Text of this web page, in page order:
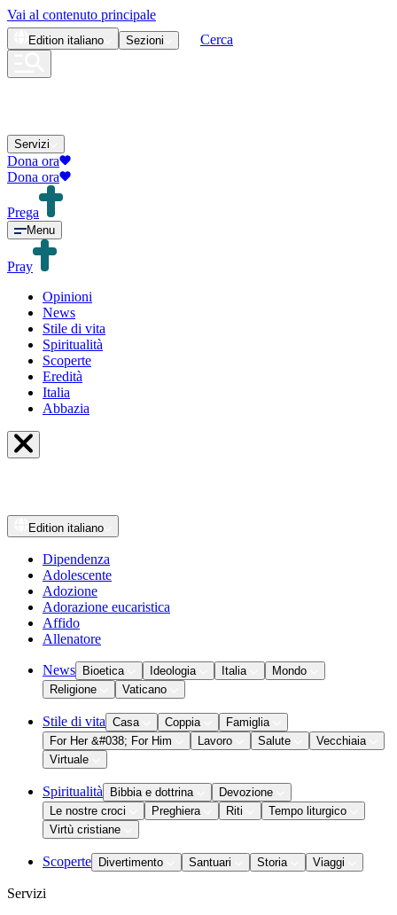
Vai al contenuto principale
Edition italiano Sezioni Cerca
Servizi
Dona ora
Dona ora
Prega
Menu
Pray
Opinioni
News
Stile di vita
Spiritualità
Scoperte
Eredità
Italia
Abbazia
Edition italiano
Dipendenza
Adolescente
Adozione
Adorazione eucaristica
Affido
Allenatore
News Bioetica Ideologia Italia
Mondo
Religione
Vaticano
Stile di vita Casa Coppia
Famiglia
For Her &#038; For Him
Lavoro Salute
Vecchiaia
Virtuale
Spiritualità Bibbia e dottrina
Devozione
Le nostre croci
Preghiera Riti
Tempo liturgico
Virtù cristiane
Scoperte Divertimento Santuari Storia Viaggi
Servizi